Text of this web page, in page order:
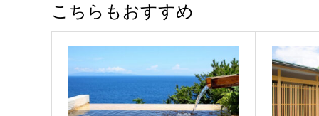
こちらもおすすめ